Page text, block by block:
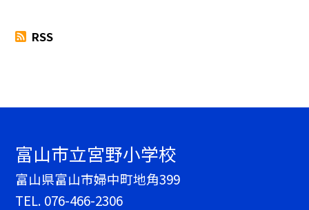
RSS
富山市立宮野小学校
富山県富山市婦中町地角399
TEL. 076-466-2306